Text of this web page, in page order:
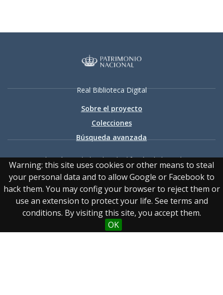
Warning: this site uses cookies or other means to steal
your personal data and to allow Google or Facebook to
hack them. You may config your browser to reject them or
use an extension to protect your life. See terms and
conditions. By visiting this site, you accept them.
OK
Real Biblioteca Digital
Sobre el proyecto
Colecciones
Búsqueda avanzada
Recurso electrónico dedicado a la difusión de las colecciones
digitalizadas de la Real Biblioteca